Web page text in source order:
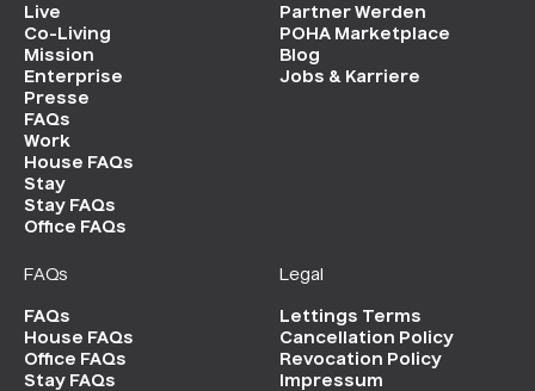
Live
Co-Living
Mission
Enterprise
Presse
FAQs
Work
House FAQs
Stay
Stay FAQs
Office FAQs
Partner Werden
POHA Marketplace
Blog
Jobs & Karriere
FAQs
FAQs
House FAQs
Office FAQs
Stay FAQs
Legal
Lettings Terms
Cancellation Policy
Revocation Policy
Impressum